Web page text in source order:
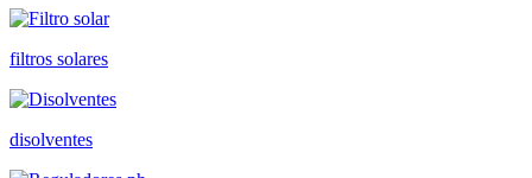
filtros solares
disolventes